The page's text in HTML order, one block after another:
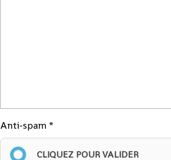
Anti-spam
CLIQUEZ POUR VALIDER